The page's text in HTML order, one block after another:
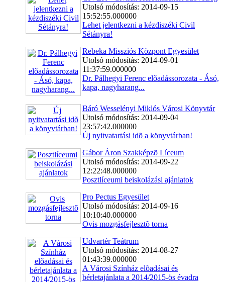
Utolsó módosítás: 2014-09-15
15:52:55.000000
Lehet jelentkezni a kézdiszéki Civil
Sétányra!
Rebeka Missziós Központ Egyesület
Utolsó módosítás: 2014-09-01
11:37:59.000000
Dr. Pálhegyi Ferenc elõadássorozata - Ásó,
kapa, nagyharang...
Báró Wesselényi Miklós Városi Könyvtár
Utolsó módosítás: 2014-09-04
23:57:42.000000
Új nyitvatartási idõ a könyvtárban!
Gábor Áron Szakképzõ Líceum
Utolsó módosítás: 2014-09-22
12:22:48.000000
Posztlíceumi beiskolázási ajánlatok
Pro Pectus Egyesület
Utolsó módosítás: 2014-09-16
10:10:40.000000
Ovis mozgásfejlesztõ torna
Udvartér Teátrum
Utolsó módosítás: 2014-08-27
01:43:39.000000
A Városi Színház elõadásai és
bérletajánlata a 2014/2015-ös évadra